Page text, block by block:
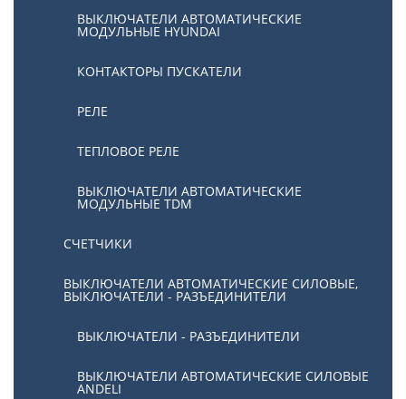
ВЫКЛЮЧАТЕЛИ АВТОМАТИЧЕСКИЕ
МОДУЛЬНЫЕ HYUNDAI
КОНТАКТОРЫ ПУСКАТЕЛИ
РЕЛЕ
ТЕПЛОВОЕ РЕЛЕ
ВЫКЛЮЧАТЕЛИ АВТОМАТИЧЕСКИЕ
МОДУЛЬНЫЕ TDM
СЧЕТЧИКИ
ВЫКЛЮЧАТЕЛИ АВТОМАТИЧЕСКИЕ СИЛОВЫЕ,
ВЫКЛЮЧАТЕЛИ - РАЗЪЕДИНИТЕЛИ
ВЫКЛЮЧАТЕЛИ - РАЗЪЕДИНИТЕЛИ
ВЫКЛЮЧАТЕЛИ АВТОМАТИЧЕСКИЕ СИЛОВЫЕ
ANDELI